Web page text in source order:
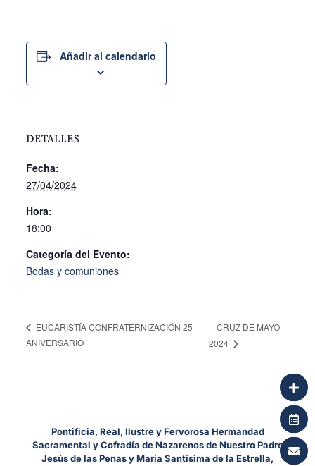
Añadir al calendario
DETALLES
Fecha:
27/04/2024
Hora:
18:00
Categoría del Evento:
Bodas y comuniones
EUCARISTÍA CONFRATERNIZACIÓN 25
ANIVERSARIO
CRUZ DE MAYO
2024
Pontificia, Real, Ilustre y Fervorosa Hermandad
Sacramental y Cofradía de Nazarenos de Nuestro Padre
Jesús de las Penas y María Santísima de la Estrella,